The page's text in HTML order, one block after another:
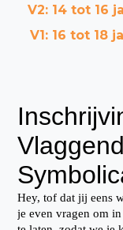
V2: 14 tot 16
V1: 16 tot 18